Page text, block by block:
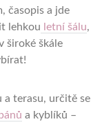
časopis a jde
lehkou letní šálu,
široké škále
a terasu, určitě se
a kyblíků –